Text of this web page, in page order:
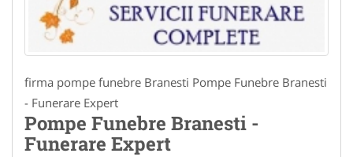
firma pompe funebre Branesti Pompe Funebre Branesti
- Funerare Expert
Pompe Funebre Branesti -
Funerare Expert